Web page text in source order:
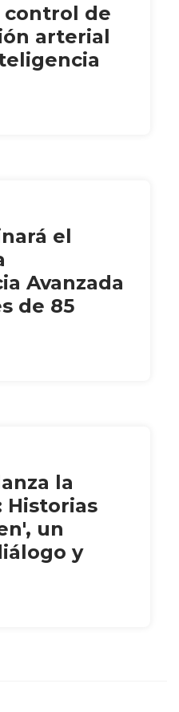
control de
arterial
el
Avanzada
de 85
la
Historias
un
y